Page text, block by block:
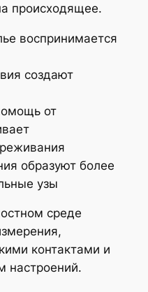
происходящее.
воспринимается
создают
от
образуют более
узы
среде
контактами и
настроений.